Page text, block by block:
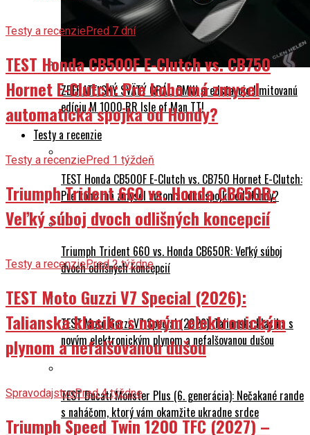
ZBERATEĽSKÝ SVÄTÝ GRÁL: BMW predstavuje limitovanú
edíciu M 1000 RR Isle of Man TT!
Testy a recenzie
TEST Honda CB500F E-Clutch vs. CB750 Hornet E-Clutch:
Pre koho má zmysel automatická spojka od Hondy?
Triumph Trident 660 vs. Honda CB650R: Veľký súboj
dvoch odlišných koncepcií
TEST Moto Guzzi V7 Special (2026): Talianska klasika s
novým elektronickým plynom a nefalšovanou dušou
TEST Ducati Monster Plus (6. generácia): Nečakané rande
s naháčom, ktorý vám okamžite ukradne srdce
Testy a recenzie Pred 7 dní
TEST Honda CB500F E-Clutch vs. CB750
Hornet E-Clutch: Pre koho má zmysel
automatická spojka od Hondy?
Testy a recenziePred 1 týždeň
Triumph Trident 660 vs. Honda CB650R:
Veľký súboj dvoch odlišných koncepcií
Testy a recenziePred 2 týždne
TEST Moto Guzzi V7 Special (2026):
Talianska klasika s novým elektronickým
plynom a nefalšovanou dušou
SpravodajstvoPred 4 týždne
Triumph Speed Twin 1200 TFC (2027) –